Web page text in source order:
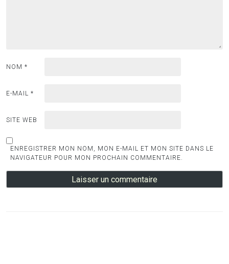
NOM *
E-MAIL *
SITE WEB
ENREGISTRER MON NOM, MON E-MAIL ET MON SITE DANS LE
NAVIGATEUR POUR MON PROCHAIN COMMENTAIRE.